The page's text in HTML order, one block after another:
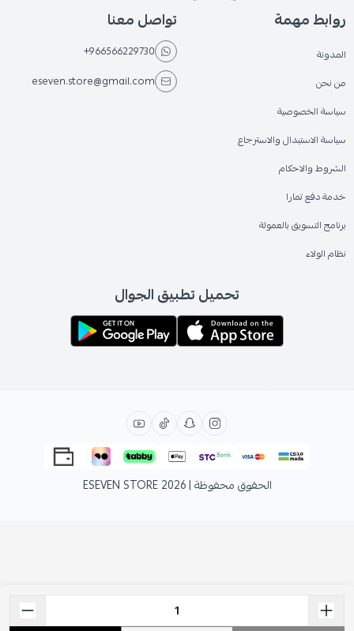
روابط مهمة
المدونة
من نحن
سياسة الخصوصية
سياسة الاستبدال والاسترجاع
الشروط والاحكام
خدمة دفع تمارا
برنامج التسويق بالعمولة
نظام الولاء
تواصل معنا
+966566229730
eseven.store@gmail.com
تحميل تطبيق الجوال
الحقوق محفوظة | 2026 ESEVEN STORE